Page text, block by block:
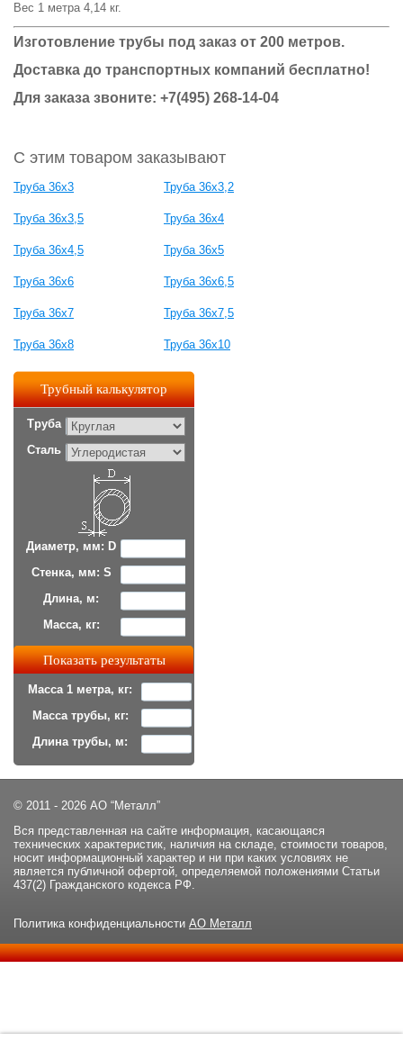
Вес 1 метра 4,14 кг.
Изготовление трубы под заказ от 200 метров.
Доставка до транспортных компаний бесплатно!
Для заказа звоните: +7(495) 268-14-04
С этим товаром заказывают
Труба 36x3 Труба 36x3,2
Труба 36x3,5 Труба 36x4
Труба 36x4,5 Труба 36x5
Труба 36x6 Труба 36x6,5
Труба 36x7 Труба 36x7,5
Труба 36x8 Труба 36x10
Трубный калькулятор
Труба
Сталь
Диаметр, мм: D
Стенка, мм: S
Длина, м:
Масса, кг:
Масса 1 метра, кг:
Масса трубы, кг:
Длина трубы, м:
© 2011 - 2026 АО “Металл”
Вся представленная на сайте информация, касающаяся
технических характеристик, наличия на складе, стоимости товаров,
носит информационный характер и ни при каких условиях не
является публичной офертой, определяемой положениями Статьи
437(2) Гражданского кодекса РФ.
Политика конфиденциальности АО Металл